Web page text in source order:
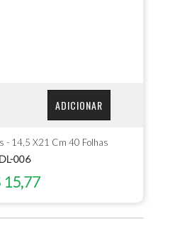
ADICIONAR
- 14,5 X21 Cm 40 Folhas
006
15,77